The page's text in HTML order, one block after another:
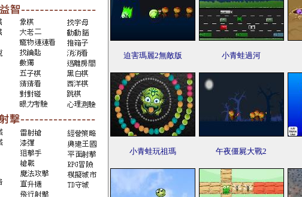
迫害瑪麗2無敵版 小青蛙過河
小青蛙玩祖瑪 午夜僵屍大戰2